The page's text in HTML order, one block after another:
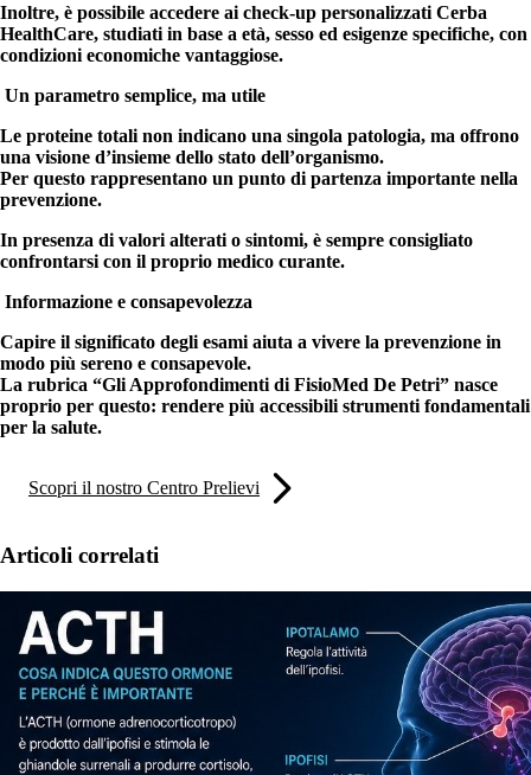
Inoltre, è possibile accedere ai check-up personalizzati Cerba
HealthCare, studiati in base a età, sesso ed esigenze specifiche, con
condizioni economiche vantaggiose.
Un parametro semplice, ma utile
Le proteine totali non indicano una singola patologia, ma offrono
una visione d’insieme dello stato dell’organismo.
Per questo rappresentano un punto di partenza importante nella
prevenzione.
In presenza di valori alterati o sintomi, è sempre consigliato
confrontarsi con il proprio medico curante.
Informazione e consapevolezza
Capire il significato degli esami aiuta a vivere la prevenzione in
modo più sereno e consapevole.
La rubrica “Gli Approfondimenti di FisioMed De Petri” nasce
proprio per questo: rendere più accessibili strumenti fondamentali
per la salute.
Scopri il nostro Centro Prelievi
Articoli correlati